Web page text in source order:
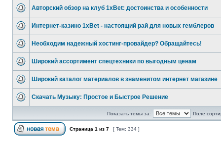
Авторский обзор на клуб 1xBet: достоинства и особенности
Интернет-казино 1xBet - настоящий рай для новых гемблеров
Необходим надежный хостинг-провайдер? Обращайтесь!
Широкий ассортимент спецтехники по выгодным ценам
Широкий каталог материалов в знаменитом интернет магазине
Скачать Музыку: Простое и Быстрое Решение
Показать темы за: Поле
Страница 1 из 7 [ Тем: 334 ]